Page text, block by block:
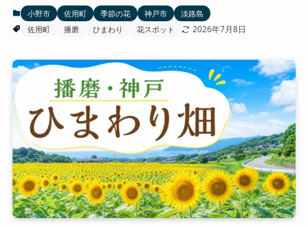
小野市 佐用町 季節の花 神戸市
淡路島
佐用町
播磨 ひまわり 花スポット 2026年7月8日